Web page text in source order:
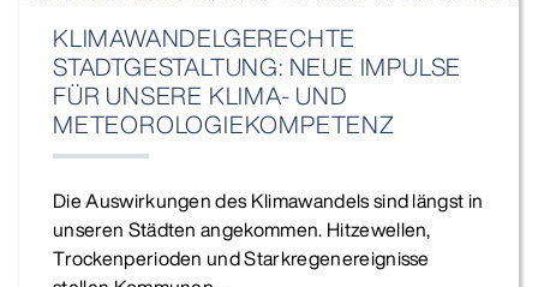
KLIMAWANDELGERECHTE
STADTGESTALTUNG: NEUE IMPULSE
FÜR UNSERE KLIMA- UND
METEOROLOGIEKOMPETENZ
Die Auswirkungen des Klimawandels sind längst in
unseren Städten angekommen. Hitzewellen,
Trockenperioden und Starkregenereignisse